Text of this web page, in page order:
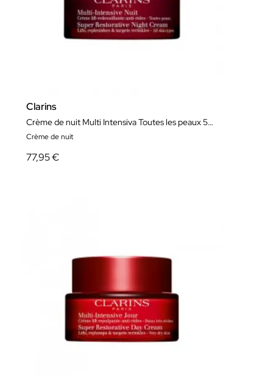
Clarins
Crème de nuit Multi Intensiva Toutes les peaux 50ml
Crème de nuit
77,95 €